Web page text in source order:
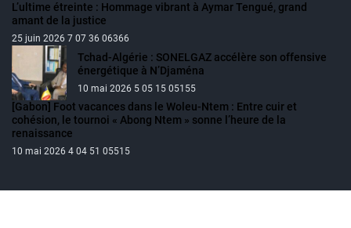
L’ultime étreinte : Hommage vibrant à Aymar Tengué, grand
amant de la justice
25 juin 2026 7 07 36 06366
Tchad-Algérie : SONELGAZ accélère son offensive
énergétique à N’Djaména
10 mai 2026 5 05 15 05155
[Gabon] Foot vacances dans le Woleu-Ntem : Entre cuir et
cohésion, le tournoi « Abong Ntem » sonne l’heure de la
renaissance
10 mai 2026 4 04 51 05515